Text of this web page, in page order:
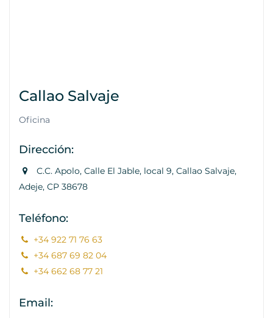
Callao Salvaje
Oficina
Dirección:
C.C. Apolo, Calle El Jable, local 9, Callao Salvaje,
Adeje, CP 38678
Teléfono:
+34 922 71 76 63
+34 687 69 82 04
+34 662 68 77 21
Email: